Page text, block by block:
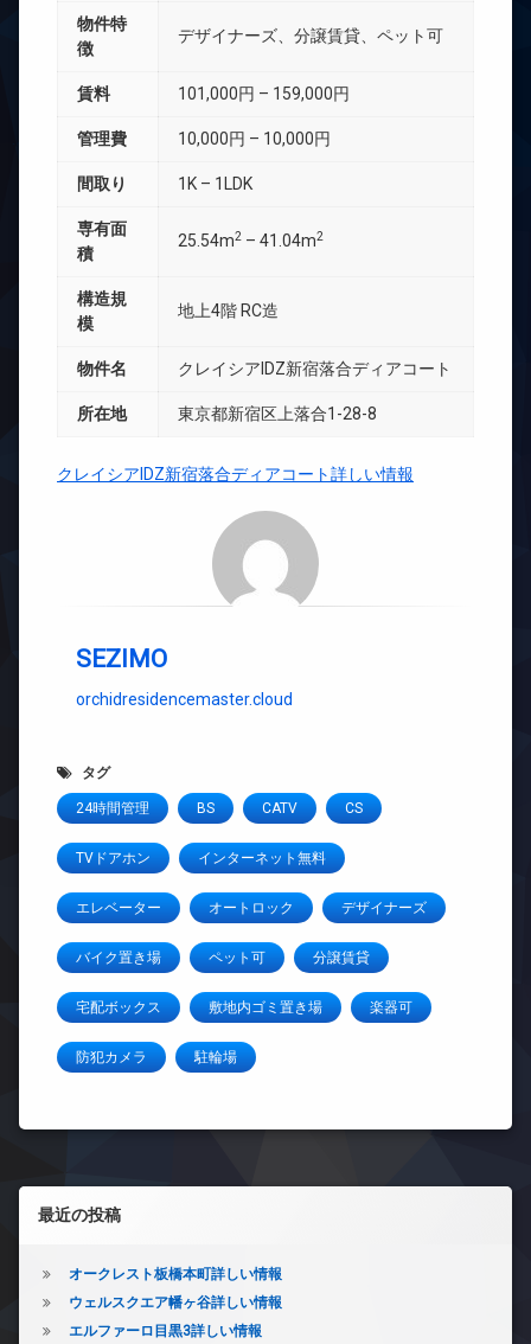
物件特
徴
デザイナーズ、分譲賃貸、ペット可
賃料 101,000円 – 159,000円
管理費 10,000円 – 10,000円
間取り 1K – 1LDK
専有面
積
25.54m2 – 41.04m2
構造規
模
地上4階 RC造
物件名 クレイシアIDZ新宿落合ディアコート
所在地 東京都新宿区上落合1-28-8
クレイシアIDZ新宿落合ディアコート詳しい情報
SEZIMO
orchidresidencemaster.cloud
タグ
24時間管理 BS CATV CS
TVドアホン インターネット無料
エレベーター オートロック デザイナーズ
バイク置き場 ペット可 分譲賃貸
宅配ボックス 敷地内ゴミ置き場 楽器可
防犯カメラ 駐輪場
左サイドバー
最近の投稿
オークレスト板橋本町詳しい情報
ウェルスクエア幡ヶ谷詳しい情報
エルファーロ目黒3詳しい情報